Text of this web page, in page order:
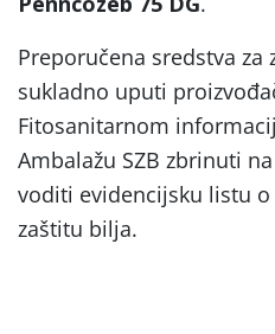
Preporučena sredstva
sukladno uputi
Fitosanitarnom
Ambalažu SZB zbrinuti
voditi evidencijsku listu
zaštitu bilja.